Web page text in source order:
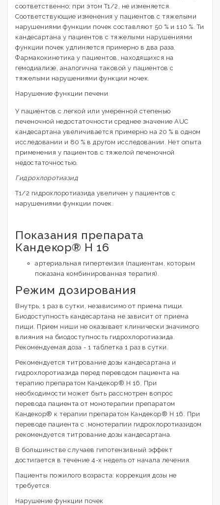
соответственно; при этом T1/2, не изменяется.
Соответствующие изменения у пациентов с тяжелыми
нарушениями функции почек составляют 50 % и 110 %. Ти
кандесартана у пациентов с тяжелыми нарушениями
функции почек удлиняется примерно в два раза.
Фармакокинетика у пациентов, находящихся на
гемодиализе, аналогична таковой у пациентов с
тяжелыми нарушениями функции ночек.
Нарушение функции печени
У пациентов с легкой или умеренной степенью
печеночной недостаточности среднее значение AUC
кандесартана увеличивается примерно на 20 % в одном
исследовании и 80 % в другом исследовании. Нет опыта
применения у пациентов с тяжелой печеночной
недостаточностью.
Гидрохлоротиазид
T1/2 гидрохлоротиазида увеличен у пациентов с
нарушениями функции почек.
Показания препарата
Кандекор® H 16
артериальная гипертеизия (пациентам, которым
показана комбинированная терапия).
Режим дозирования
Внутрь, 1 раз в сутки, независимо от приема пищи.
Биодоступность кандесартана не зависит от приема
пищи. Прием ниши не оказывает клинически значимого
влияния на биодоступность гидрохлоротиазида.
Рекомендуемая доза - 1 таблетка 1 раз в сутки.
Рекомендуется титрование дозы кандесартана и
гидрохлоротиазида перед переводом пациента на
терапию препаратом Кандекор® Н 16. При
необходимости может быть рассмотрен вопрос
перевода пациента от монотерапии препаратом
Кандекор® к терапии препаратом Кандекор® Н 16. При
переводе пациента с .монотерапии гидрохлоротиазидом
рекомендуется титрование дозы кандесартана.
В большинстве случаев гипотензивный эффект
достигается в течение 4-х недель от начала лечения.
Пациенты пожилого возраста: коррекция дозы не
требуется.
Нарушение функции почек